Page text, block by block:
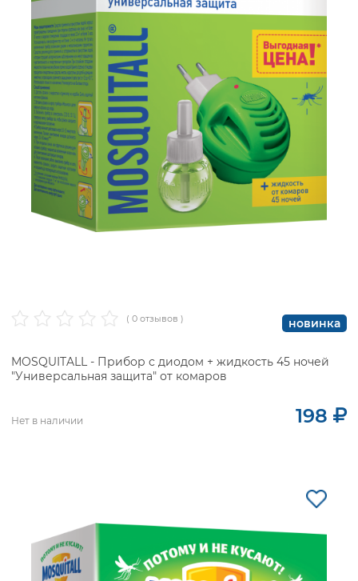
( 0 отзывов ) новинка
MOSQUITALL - Прибор с диодом + жидкость 45 ночей
"Универсальная защита" от комаров
Нет в наличии 198